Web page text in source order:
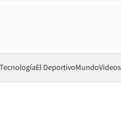
TecnologíaEl DeportivoMundoVideos